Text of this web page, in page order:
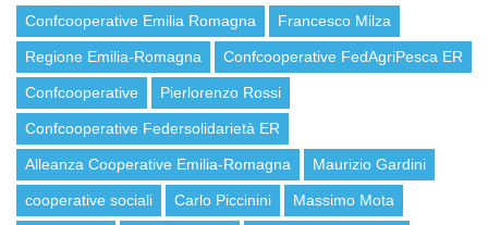
Confcooperative Emilia Romagna Francesco Milza
Regione Emilia-Romagna Confcooperative FedAgriPesca ER
Confcooperative Pierlorenzo Rossi
Confcooperative Federsolidarietà ER
Alleanza Cooperative Emilia-Romagna Maurizio Gardini
cooperative sociali Carlo Piccinini Massimo Mota